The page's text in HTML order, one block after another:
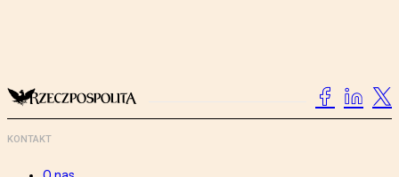
KONTAKT